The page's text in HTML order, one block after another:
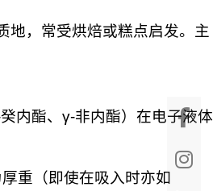
地，常受烘焙或糕点启发。主
内酯、γ-非内酯）在电子液体
重（即使在吸入时亦如